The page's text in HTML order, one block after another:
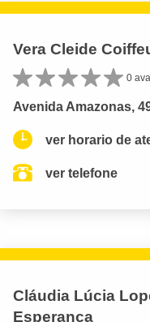
Vera Cleide
0
Avenida Amazonas,
ver horario de
ver telefone
Cláudia Lúcia
Esperança